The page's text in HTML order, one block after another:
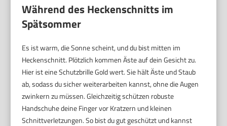
Während des Heckenschnitts im
Spätsommer
Es ist warm, die Sonne scheint, und du bist mitten im
Heckenschnitt. Plötzlich kommen Äste auf dein Gesicht zu.
Hier ist eine Schutzbrille Gold wert. Sie hält Äste und Staub
ab, sodass du sicher weiterarbeiten kannst, ohne die Augen
zwinkern zu müssen. Gleichzeitig schützen robuste
Handschuhe deine Finger vor Kratzern und kleinen
Schnittverletzungen. So bist du gut geschützt und kannst